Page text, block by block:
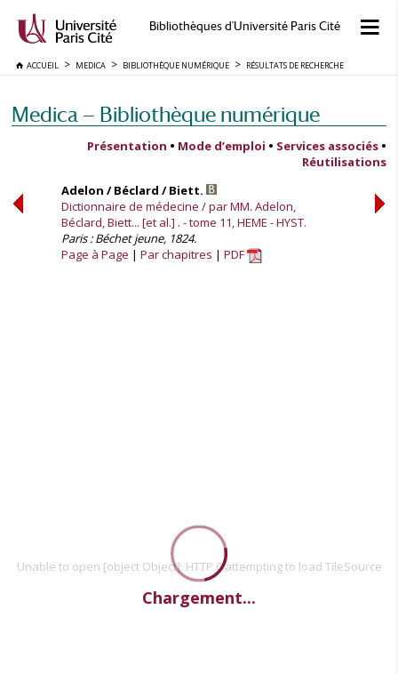
Bibliothèques d'Université Paris Cité
ACCUEIL MEDICA BIBLIOTHÈQUE NUMÉRIQUE RÉSULTATS DE RECHERCHE
Medica — Bibliothèque numérique
Présentation • Mode d’emploi • Services associés •
Réutilisations
Adelon / Béclard / Biett.
Dictionnaire de médecine / par MM. Adelon,
Béclard, Biett... [et al.] . - tome 11, HEME - HYST.
Paris : Béchet jeune, 1824.
Page à Page
Par chapitres PDF
Unable to open [object Object]: HTTP 0 attempting to load TileSource
Chargement...